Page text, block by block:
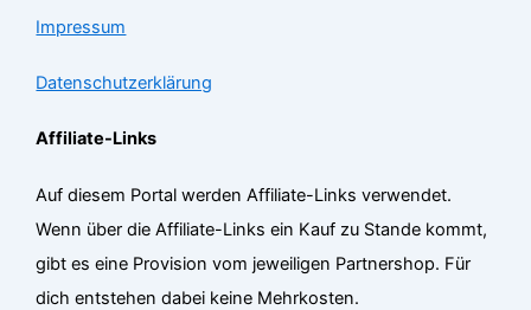
Impressum
Datenschutzerklärung
Affiliate-Links
Auf diesem Portal werden Affiliate-Links verwendet.
Wenn über die Affiliate-Links ein Kauf zu Stande kommt,
gibt es eine Provision vom jeweiligen Partnershop. Für
dich entstehen dabei keine Mehrkosten.